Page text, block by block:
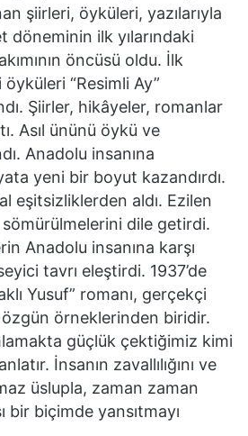
şiirleri, öyküleri, yazılarıyla
döneminin ilk yılarındaki
öncüsü oldu. İlk
“Resimli Ay”
Şiirler, hikâyeler, romanlar
Asıl ününü öykü ve
Anadolu insanına
yeni bir boyut kazandırdı.
eşitsizliklerden aldı. Ezilen
sömürülmelerini dile getirdi.
Anadolu insanına karşı
tavrı eleştirdi. 1937’de
Yusuf” romanı, gerçekçi
özgün örneklerinden biridir.
güçlük çektiğimiz kimi
İnsanın zavallılığını ve
üslupla, zaman zaman
bir biçimde yansıtmayı